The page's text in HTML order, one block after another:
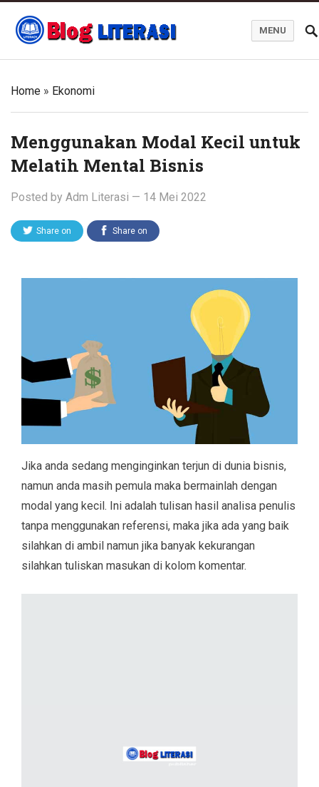
MENU
Home » Ekonomi
Menggunakan Modal Kecil untuk
Melatih Mental Bisnis
Posted by Adm Literasi — 14 Mei 2022
Share on Share on
Jika anda sedang menginginkan terjun di dunia bisnis,
namun anda masih pemula maka bermainlah dengan
modal yang kecil. Ini adalah tulisan hasil analisa penulis
tanpa menggunakan referensi, maka jika ada yang baik
silahkan di ambil namun jika banyak kekurangan
silahkan tuliskan masukan di kolom komentar.